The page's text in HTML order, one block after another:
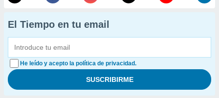
El Tiempo en tu email
He leído y acepto la política de privacidad.